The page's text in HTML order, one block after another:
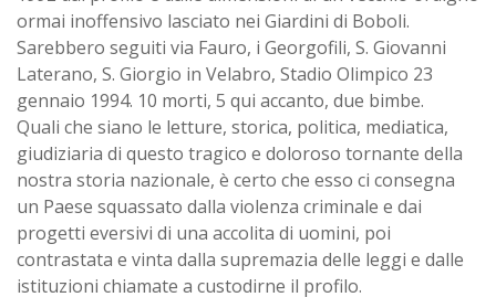
ormai inoffensivo lasciato nei Giardini di Boboli.
Sarebbero seguiti via Fauro, i Georgofili, S. Giovanni
Laterano, S. Giorgio in Velabro, Stadio Olimpico 23
gennaio 1994. 10 morti, 5 qui accanto, due bimbe.
Quali che siano le letture, storica, politica, mediatica,
giudiziaria di questo tragico e doloroso tornante della
nostra storia nazionale, è certo che esso ci consegna
un Paese squassato dalla violenza criminale e dai
progetti eversivi di una accolita di uomini, poi
contrastata e vinta dalla supremazia delle leggi e dalle
istituzioni chiamate a custodirne il profilo.